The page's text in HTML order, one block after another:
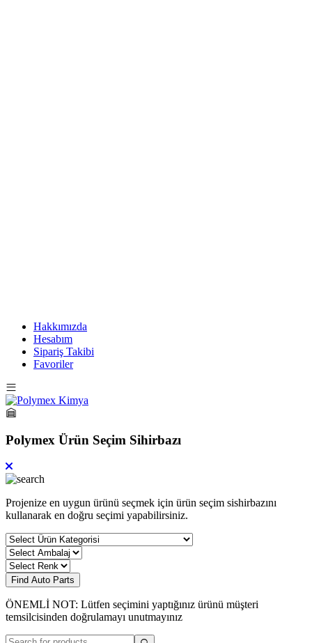
Hakkımızda
Hesabım
Sipariş Takibi
Favoriler
Polymex Ürün Seçim Sihirbazı
Projenize en uygun ürünü seçmek için ürün seçim sishirbazını
kullanarak en doğru seçimi yapabilirsiniz.
Find Auto Parts
ÖNEMLİ NOT: Lütfen seçimini yaptığınız ürünü müşteri
temsilcisinden doğrulamayı unutmayınız